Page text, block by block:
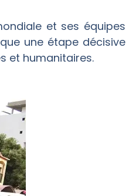
et ses équipes
une étape décisive
et humanitaires.